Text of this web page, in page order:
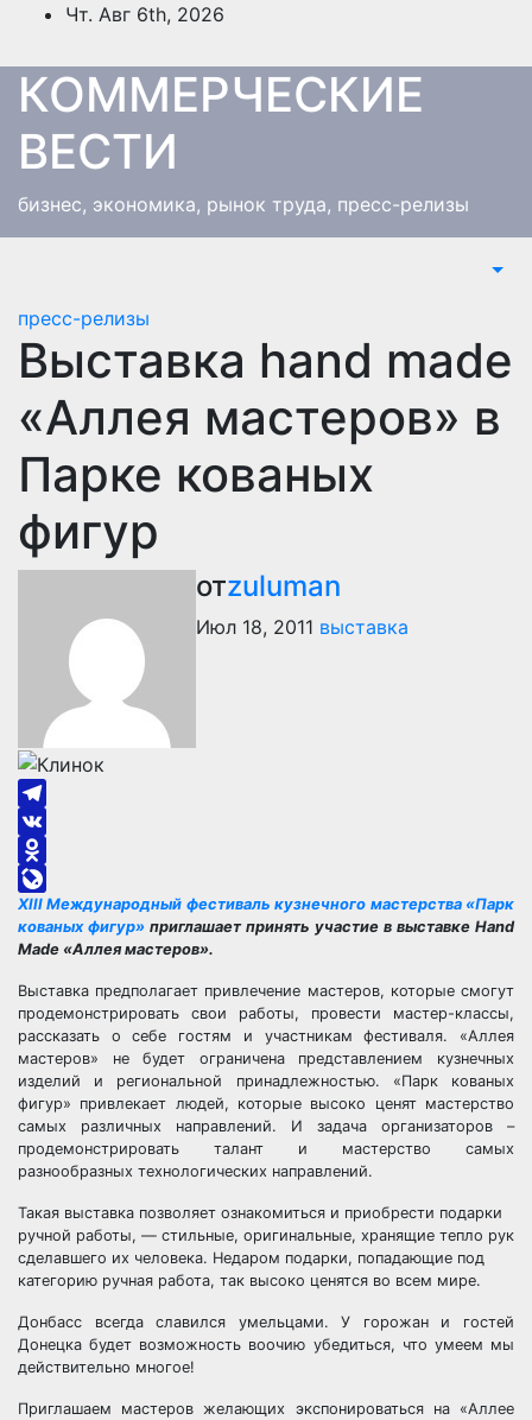
Перейти
содержимому
Чт. Авг 6th, 2026
КОММЕРЧЕСКИЕ
ВЕСТИ
бизнес, экономика, рынок труда, пресс-релизы
пресс-релизы
Выставка hand made
«Аллея мастеров» в
Парке кованых
фигур
отzuluman
Июл 18, 2011 выставка
Telegram
VK
Odnoklassniki
LiveJournal
XIII Международный фестиваль кузнечного мастерства «Парк
кованых фигур» приглашает принять участие в выставке Hand
Made «Аллея мастеров».
Выставка предполагает привлечение мастеров, которые смогут
продемонстрировать свои работы, провести мастер-классы,
рассказать о себе гостям и участникам фестиваля. «Аллея
мастеров» не будет ограничена представлением кузнечных
изделий и региональной принадлежностью. «Парк кованых
фигур» привлекает людей, которые высоко ценят мастерство
самых различных направлений. И задача организаторов –
продемонстрировать талант и мастерство самых
разнообразных технологических направлений.
Такая выставка позволяет ознакомиться и приобрести подарки
ручной работы, — стильные, оригинальные, хранящие тепло рук
сделавшего их человека. Недаром подарки, попадающие под
категорию ручная работа, так высоко ценятся во всем мире.
Донбасс всегда славился умельцами. У горожан и гостей
Донецка будет возможность воочию убедиться, что умеем мы
действительно многое!
Приглашаем мастеров желающих экспонироваться на «Аллее